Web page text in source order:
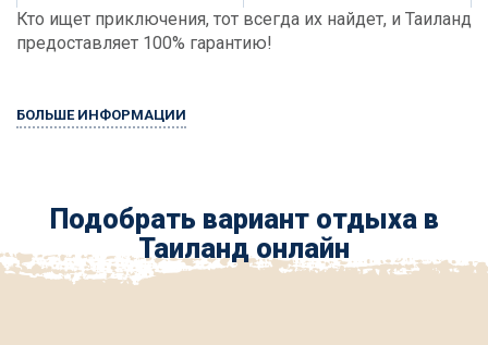
Кто ищет приключения, тот всегда их найдет, и Таиланд
предоставляет 100% гарантию!
БОЛЬШЕ ИНФОРМАЦИИ
Подобрать вариант отдыха в
Таиланд онлайн